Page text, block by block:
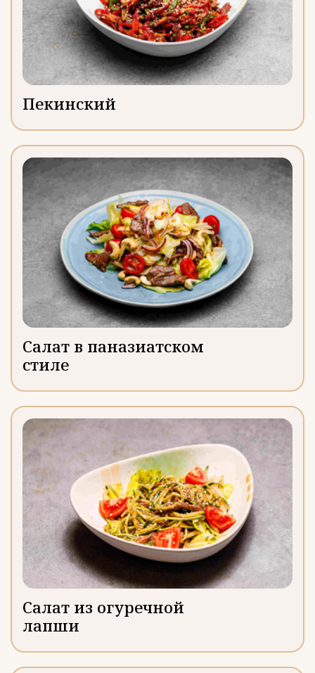
Пекинский
Салат в паназиатском
стиле
Салат из огуречной
лапши